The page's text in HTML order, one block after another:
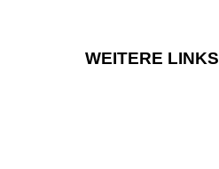
WEITERE LINKS